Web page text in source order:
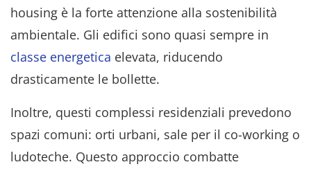
housing è la forte attenzione alla sostenibilità
ambientale. Gli edifici sono quasi sempre in
classe energetica elevata, riducendo
drasticamente le bollette.
Inoltre, questi complessi residenziali prevedono
spazi comuni: orti urbani, sale per il co-working o
ludoteche. Questo approccio combatte